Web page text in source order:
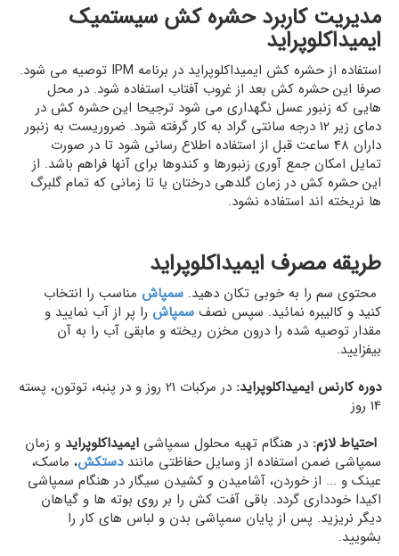
مدیریت کاربرد حشره کش سیستمیک
ایمیداکلوپراید
استفاده از حشره کش ایمیداکلوپراید در برنامه IPM توصیه می شود.
صرفا این حشره کش بعد از غروب آفتاب استفاده شود. در محل
هایی که زنبور عسل نگهداری می شود ترجیحا این حشره کش در
دمای زیر 12 درجه سانتی گراد به کار گرفته شود. ضروریست به زنبور
داران 48 ساعت قبل از استفاده اطلاع رسانی شود تا در صورت
تمایل امکان جمع آوری زنبورها و کندوها برای آنها فراهم باشد. از
این حشره کش در زمان گلدهی درختان یا تا زمانی که تمام گلبرگ
ها نریخته اند استفاده نشود.
طریقه مصرف ایمیداکلوپراید
محتوی سم را به خوبی تکان دهید. سمپاش مناسب را انتخاب
کنید و کالیبره نمائید. سپس نصف سمپاش را پر از آب نمایید و
مقدار توصیه شده را درون مخزن ریخته و مابقی آب را به آن
بیفزایید.
دوره کارنس ایمیداکلوپراید:
در مرکبات 21 روز و در پنبه، توتون، پسته
14 روز
احتیاط لازم: در هنگام تهیه محلول سمپاشی ایمیداکلوپراید و زمان
سمپاشی ضمن استفاده از وسایل حفاظتی ماننددستکش، ماسک،
عینک و ... از خوردن، آشامیدن و کشیدن سیگار در هنگام سمپاشی
اکیدا خودداری گردد. باقی آفت کش را بر روی بوته ها و گیاهان
دیگر نریزید. پس از پایان سمپاشی بدن و لباس های کار را
بشویید.